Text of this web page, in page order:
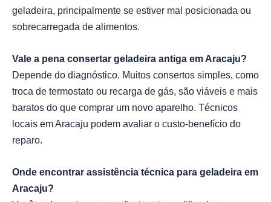
geladeira, principalmente se estiver mal posicionada ou
sobrecarregada de alimentos.
Vale a pena consertar geladeira antiga em Aracaju?
Depende do diagnóstico. Muitos consertos simples, como
troca de termostato ou recarga de gás, são viáveis e mais
baratos do que comprar um novo aparelho. Técnicos
locais em Aracaju podem avaliar o custo-benefício do
reparo.
Onde encontrar assistência técnica para geladeira em
Aracaju?